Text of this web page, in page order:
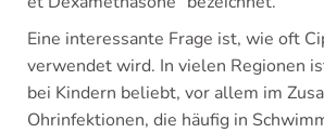
Eine interessante Frage ist, wie oft
verwendet wird. In vielen Regionen
bei Kindern beliebt, vor allem im
Ohrinfektionen, die häufig in